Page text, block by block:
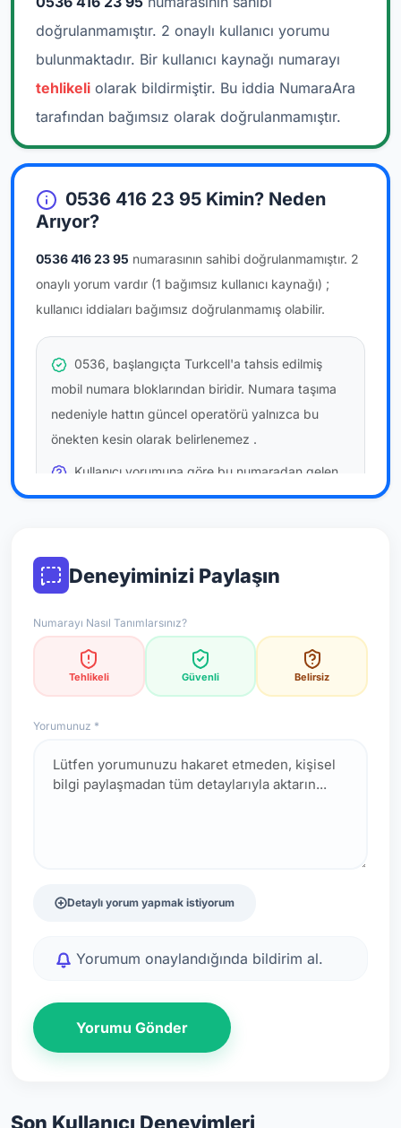
doğrulanmamıştır. 2 onaylı kullanıcı yorumu
bulunmaktadır. Bir kullanıcı kaynağı numarayı
tehlikeli olarak bildirmiştir. Bu iddia NumaraAra
tarafından bağımsız olarak doğrulanmamıştır.
0536 416 23 95 Kimin? Neden
Arıyor?
0536 416 23 95 numarasının sahibi doğrulanmamıştır. 2
onaylı yorum vardır (1 bağımsız kullanıcı kaynağı) ;
kullanıcı iddiaları bağımsız doğrulanmamış olabilir.
0536, başlangıçta Turkcell'a tahsis edilmiş
mobil numara bloklarından biridir. Numara taşıma
nedeniyle hattın güncel operatörü yalnızca bu
önekten kesin olarak belirlenemez .
Kullanıcı yorumuna göre bu numaradan gelen
çağrılaratemkinli yaklaşmanızönerilir; bu bir site
resmi doğrulama niteliği taşımaz.
*Not: Değerlendirmeler onaylı kullanıcı yorumlarına göre
güncellenir.
Deneyiminizi Paylaşın
Numarayı Nasıl Tanımlarsınız?
Tehlikeli Güvenli Belirsiz
Yorumunuz *
Detaylı yorum yapmak istiyorum
Yorumum onaylandığında bildirim al.
Yorumu Gönder
Son Kullanıcı Deneyimleri